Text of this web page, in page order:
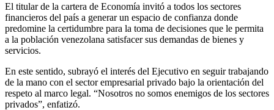
El titular de la cartera de Economía invitó a todos los sectores
financieros del país a generar un espacio de confianza donde
predomine la certidumbre para la toma de decisiones que le permita
a la población venezolana satisfacer sus demandas de bienes y
servicios.
En este sentido, subrayó el interés del Ejecutivo en seguir trabajando
de la mano con el sector empresarial privado bajo la orientación del
respeto al marco legal. “Nosotros no somos enemigos de los sectores
privados”, enfatizó.